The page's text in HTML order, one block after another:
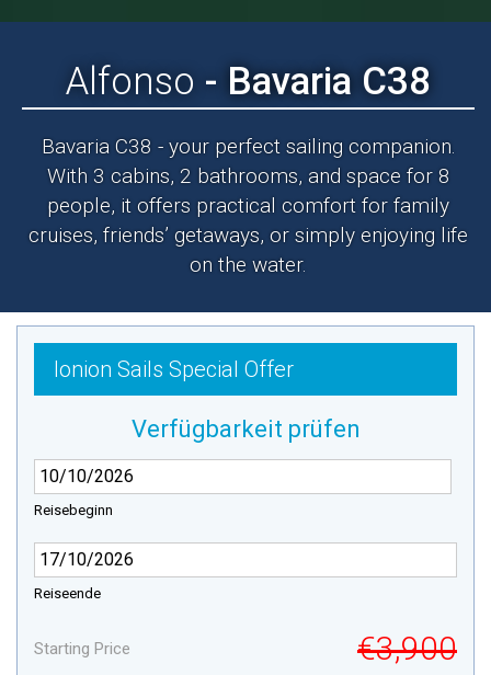
Alfonso - Bavaria C38
Bavaria C38 - your perfect sailing companion.
With 3 cabins, 2 bathrooms, and space for 8
people, it offers practical comfort for family
cruises, friends’ getaways, or simply enjoying life
on the water.
Ionion Sails Special Offer
Verfügbarkeit prüfen
Reisebeginn
Reiseende
Starting Price €3,900